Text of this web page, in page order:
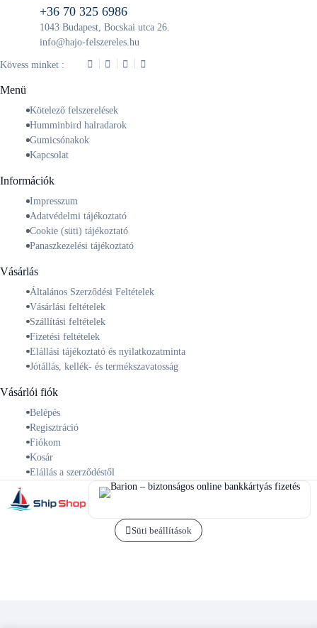
+36 70 325 6986
1043 Budapest, Bocskai utca 26.
info@hajo-felszereles.hu
Kövess minket :
Menü
Kötelező felszerelések
Humminbird halradarok
Gumicsónakok
Kapcsolat
Információk
Impresszum
Adatvédelmi tájékoztató
Cookie (süti) tájékoztató
Panaszkezelési tájékoztató
Vásárlás
Általános Szerződési Feltételek
Vásárlási feltételek
Szállítási feltételek
Fizetési feltételek
Elállási tájékoztató és nyilatkozatminta
Jótállás, kellék- és termékszavatosság
Vásárlói fiók
Belépés
Regisztráció
Fiókom
Kosár
Elállás a szerződéstől
Süti beállítások